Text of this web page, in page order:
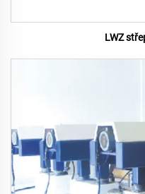
LWZ